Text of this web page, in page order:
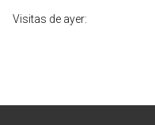
Visitas de ayer: